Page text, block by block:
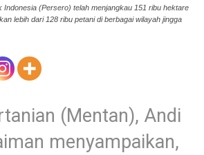
Indonesia (Persero) telah menjangkau 151 ribu hektare
lebih dari 128 ribu petani di berbagai wilayah jingga
(Mentan), Andi
menyampaikan,